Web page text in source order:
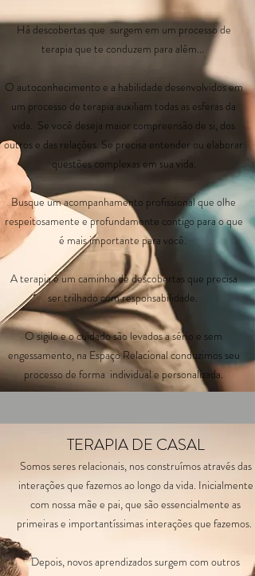
Há descobertas que surgem em um processo de
terapia que te conduzem para além...
O autoconhecimento e a habilidade desenvolvidos em
um processo de terapia auxiliam todas as esferas da
vida. Se você deseja maior compreensão de si, dos
outros e das relações. Se precisa entender ou elaborar
questões complexas em sua vida.
Busque um acompanhamento profissional que olhe
respeitosamente e profundamente contigo para o que
é mais importante para você.
A terapia é um caminho de descobertas que precisa
ser trilhado com responsabilidade.
O sigilo e o cuidado são levados a sério e sem
engessamento, na Espaço Relacional conduzimos seu
processo de forma individual e personalizada.
TERAPIA DE CASAL
Somos seres relacionais, nos construímos através das
interações que fazemos ao longo da vida. Inicialmente
com nossa mãe e pai, que são essencialmente as
primeiras e importantíssimas interações que fazemos.
Depois, novos aprendizados surgem com outros